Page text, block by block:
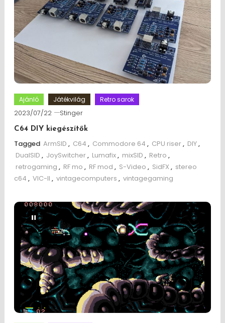
Ajánló Játékvilág Retro sarok
2023/07/22 Stinger
C64 DIY kiegészítők
Tagged ArmSID , C64 , Commodore 64 , CPU riser, DIY,
DualSID , JoySwitcher, Lumafix, mixSID , Retro ,
retrogaming , RF mo , RF mod , S-Video , SidFX , stereo
c64 , VIC-II , vintagecomputers , vintagegaming